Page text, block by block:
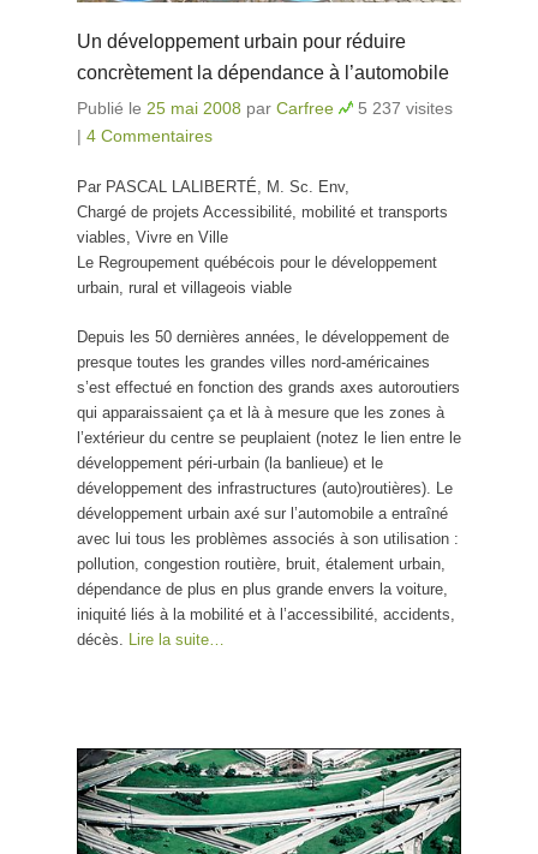
Un développement urbain pour réduire
concrètement la dépendance à l’automobile
Publié le 25 mai 2008 par Carfree
5 237 visites
| 4 Commentaires
Par PASCAL LALIBERTÉ, M. Sc. Env,
Chargé de projets Accessibilité, mobilité et transports
viables, Vivre en Ville
Le Regroupement québécois pour le développement
urbain, rural et villageois viable
Depuis les 50 dernières années, le développement de
presque toutes les grandes villes nord-américaines
s’est effectué en fonction des grands axes autoroutiers
qui apparaissaient ça et là à mesure que les zones à
l’extérieur du centre se peuplaient (notez le lien entre le
développement péri-urbain (la banlieue) et le
développement des infrastructures (auto)routières). Le
développement urbain axé sur l’automobile a entraîné
avec lui tous les problèmes associés à son utilisation :
pollution, congestion routière, bruit, étalement urbain,
dépendance de plus en plus grande envers la voiture,
iniquité liés à la mobilité et à l’accessibilité, accidents,
décès. Lire la suite…